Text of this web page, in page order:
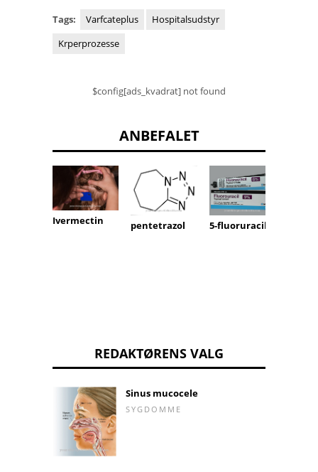
Tags: Varfcateplus
Hospitalsudstyr
Krperprozesse
$config[ads_kvadrat] not found
ANBEFALET
Ivermectin pentetrazol 5-fluoruracil
REDAKTØRENS VALG
Sinus mucocele
SYGDOMME